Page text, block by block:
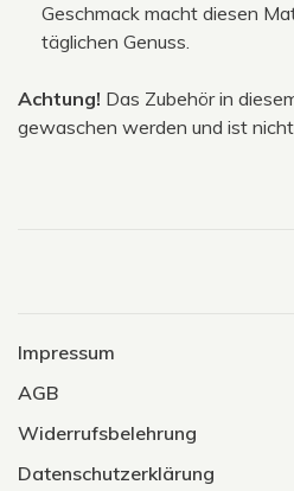
Geschmack macht diesen
täglichen Genuss.
Achtung! Das Zubehör in
gewaschen werden und ist
Impressum
AGB
Widerrufsbelehrung
Datenschutzerklärung